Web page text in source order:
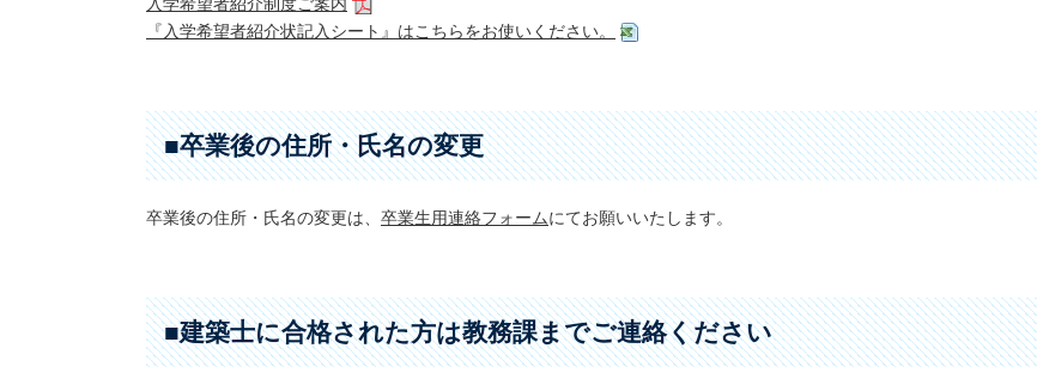
『入学希望者紹介状記入シート』はこちらをお使いください。
■卒業後の住所・氏名の変更
卒業後の住所・氏名の変更は、 卒業生用連絡フォームにてお願いいたします。
■建築士に合格された方は教務課までご連絡ください